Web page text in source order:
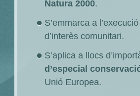
Natura 2000.
S’emmarca a
d’interès comunitari.
S’aplica a llocs
d’especial
Unió Europea.